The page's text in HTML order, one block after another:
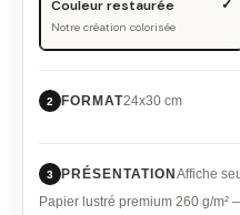
Couleur restaurée
Notre création colorisée
2 FORMAT24x30 cm
3 PRÉSENTATION Affiche
Papier lustré premium 260 g/